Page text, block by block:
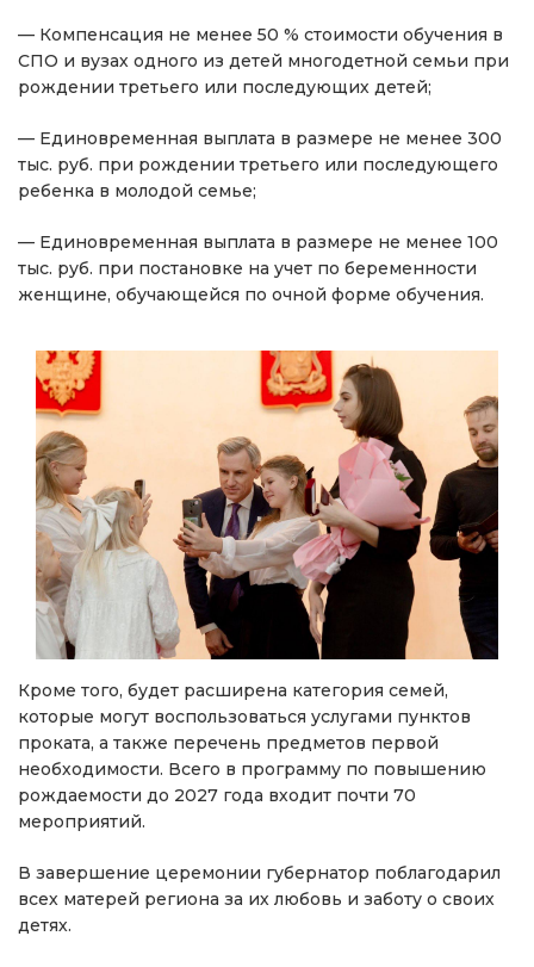
— Компенсация не менее 50 % стоимости обучения в
СПО и вузах одного из детей многодетной семьи при
рождении третьего или последующих детей;
— Единовременная выплата в размере не менее 300
тыс. руб. при рождении третьего или последующего
ребенка в молодой семье;
— Единовременная выплата в размере не менее 100
тыс. руб. при постановке на учет по беременности
женщине, обучающейся по очной форме обучения.
Кроме того, будет расширена категория семей,
которые могут воспользоваться услугами пунктов
проката, а также перечень предметов первой
необходимости. Всего в программу по повышению
рождаемости до 2027 года входит почти 70
мероприятий.
В завершение церемонии губернатор поблагодарил
всех матерей региона за их любовь и заботу о своих
детях.